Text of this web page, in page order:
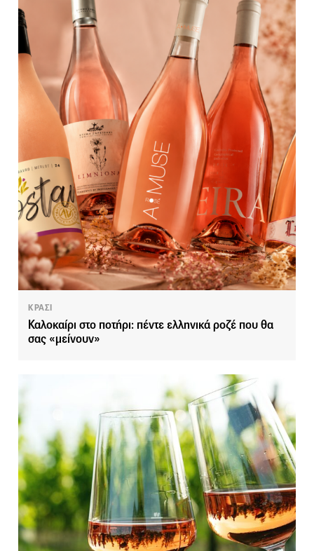
ΚΡΑΣΙ
Καλοκαίρι στο ποτήρι: πέντε ελληνικά ροζέ που θα
σας «μείνουν»